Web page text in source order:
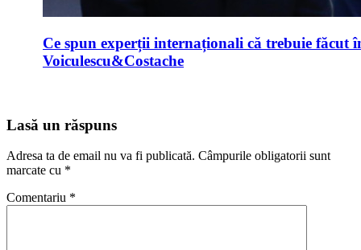
Ce spun experții internaționali că trebuie făcut
Voiculescu&Costache
Lasă un răspuns
Adresa ta de email nu va fi publicată. Câmpurile obligatorii sunt
marcate cu *
Comentariu *